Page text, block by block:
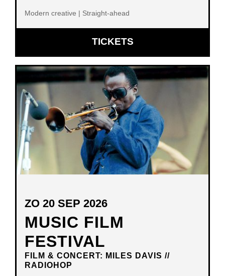
Modern creative | Straight-ahead
TICKETSOPENT
IN
NIEUW
VENSTER
MUSIC FILM
FESTIVAL
FILM & CONCERT: MILES DAVIS //
RADIOHOP
ZO 20 SEP 2026